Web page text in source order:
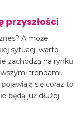
przyszłości
A może
sytuacji warto
zachodzą na rynku
trendami.
się coraz to
będą już dłużej